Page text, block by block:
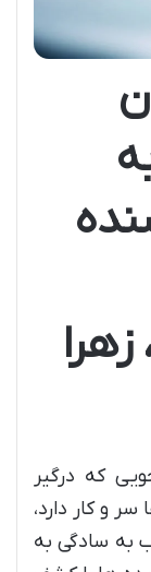
که درگیر
و کار دارد،
به سادگی به